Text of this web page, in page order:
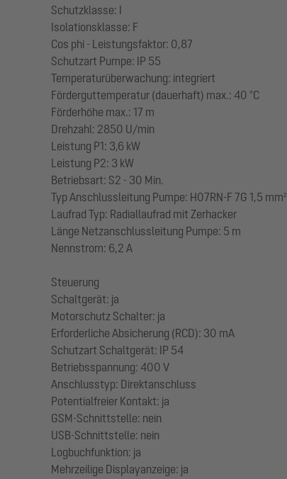
Schutzklasse: I
Isolationsklasse: F
Cos phi - Leistungsfaktor: 0,87
Schutzart Pumpe: IP 55
Temperaturüberwachung: integriert
Förderguttemperatur (dauerhaft) max.: 40 °C
Förderhöhe max.: 17 m
Drehzahl: 2850 U/min
Leistung P1: 3,6 kW
Leistung P2: 3 kW
Betriebsart: S2 - 30 Min.
Typ Anschlussleitung Pumpe: H07RN-F 7G 1,5 mm²
Laufrad Typ: Radiallaufrad mit Zerhacker
Länge Netzanschlussleitung Pumpe: 5 m
Nennstrom: 6,2 A
Steuerung
Schaltgerät: ja
Motorschutz Schalter: ja
Erforderliche Absicherung (RCD): 30 mA
Schutzart Schaltgerät: IP 54
Betriebsspannung: 400 V
Anschlusstyp: Direktanschluss
Potentialfreier Kontakt: ja
GSM-Schnittstelle: nein
USB-Schnittstelle: nein
Logbuchfunktion: ja
Mehrzeilige Displayanzeige: ja